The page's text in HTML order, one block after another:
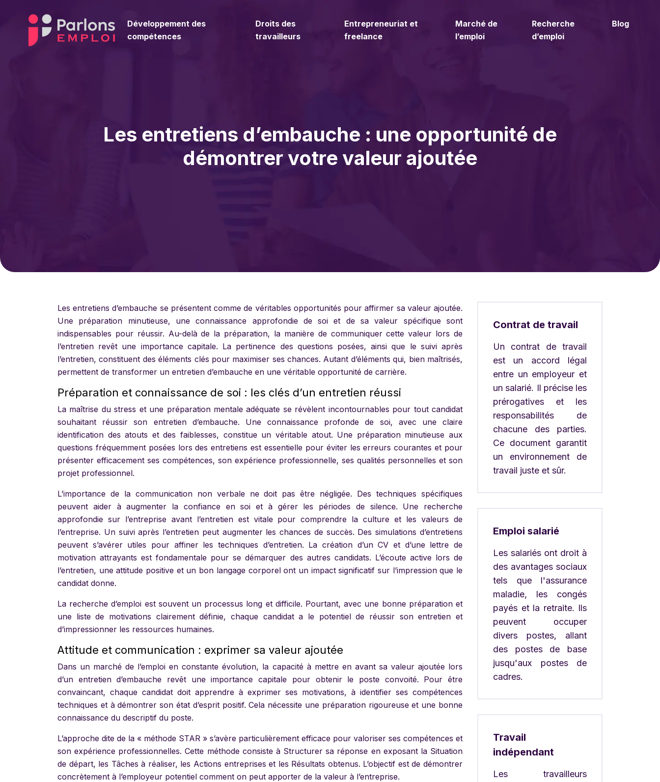
Développement des
compétences
Droits des
travailleurs
Entrepreneuriat et
freelance
Marché de
l’emploi
Recherche
d’emploi
Blog
Les entretiens d’embauche : une opportunité de
démontrer votre valeur ajoutée
Les entretiens d’embauche se présentent comme de véritables opportunités pour affirmer sa valeur ajoutée.
Une préparation minutieuse, une connaissance approfondie de soi et de sa valeur spécifique sont
indispensables pour réussir. Au-delà de la préparation, la manière de communiquer cette valeur lors de
l’entretien revêt une importance capitale. La pertinence des questions posées, ainsi que le suivi après
l’entretien, constituent des éléments clés pour maximiser ses chances. Autant d’éléments qui, bien maîtrisés,
permettent de transformer un entretien d’embauche en une véritable opportunité de carrière.
Préparation et connaissance de soi : les clés d’un entretien réussi
La maîtrise du stress et une préparation mentale adéquate se révèlent incontournables pour tout candidat
souhaitant réussir son entretien d’embauche. Une connaissance profonde de soi, avec une claire
identification des atouts et des faiblesses, constitue un véritable atout. Une préparation minutieuse aux
questions fréquemment posées lors des entretiens est essentielle pour éviter les erreurs courantes et pour
présenter efficacement ses compétences, son expérience professionnelle, ses qualités personnelles et son
projet professionnel.
L’importance de la communication non verbale ne doit pas être négligée. Des techniques spécifiques
peuvent aider à augmenter la confiance en soi et à gérer les périodes de silence. Une recherche
approfondie sur l’entreprise avant l’entretien est vitale pour comprendre la culture et les valeurs de
l’entreprise. Un suivi après l’entretien peut augmenter les chances de succès. Des simulations d’entretiens
peuvent s’avérer utiles pour affiner les techniques d’entretien. La création d’un CV et d’une lettre de
motivation attrayants est fondamentale pour se démarquer des autres candidats. L’écoute active lors de
l’entretien, une attitude positive et un bon langage corporel ont un impact significatif sur l’impression que le
candidat donne.
La recherche d’emploi est souvent un processus long et difficile. Pourtant, avec une bonne préparation et
une liste de motivations clairement définie, chaque candidat a le potentiel de réussir son entretien et
d’impressionner les ressources humaines.
Attitude et communication : exprimer sa valeur ajoutée
Dans un marché de l’emploi en constante évolution, la capacité à mettre en avant sa valeur ajoutée lors
d’un entretien d’embauche revêt une importance capitale pour obtenir le poste convoité. Pour être
convaincant, chaque candidat doit apprendre à exprimer ses motivations, à identifier ses compétences
techniques et à démontrer son état d’esprit positif. Cela nécessite une préparation rigoureuse et une bonne
connaissance du descriptif du poste.
L’approche dite de la « méthode STAR » s’avère particulièrement efficace pour valoriser ses compétences et
son expérience professionnelles. Cette méthode consiste à Structurer sa réponse en exposant la Situation
de départ, les Tâches à réaliser, les Actions entreprises et les Résultats obtenus. L’objectif est de démontrer
concrètement à l’employeur potentiel comment on peut apporter de la valeur à l’entreprise.
Contrat de travail
Un contrat de travail
est un accord légal
entre un employeur et
un salarié. Il précise les
prérogatives et les
responsabilités de
chacune des parties.
Ce document garantit
un environnement de
travail juste et sûr.
Emploi salarié
Les salariés ont droit à
des avantages sociaux
tels que l'assurance
maladie, les congés
payés et la retraite. Ils
peuvent occuper
divers postes, allant
des postes de base
jusqu'aux postes de
cadres.
Travail
indépendant
Les travailleurs